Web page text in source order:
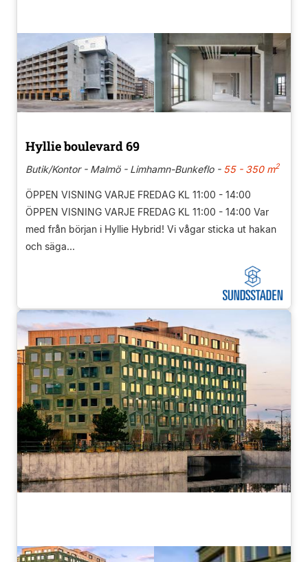
Hyllie boulevard 69
Butik/Kontor - Malmö - Limhamn-Bunkeflo -55 - 350 m2
ÖPPEN VISNING VARJE FREDAG KL 11:00 - 14:00
ÖPPEN VISNING VARJE FREDAG KL 11:00 - 14:00 Var
med från början i Hyllie Hybrid! Vi vågar sticka ut hakan
och säga...